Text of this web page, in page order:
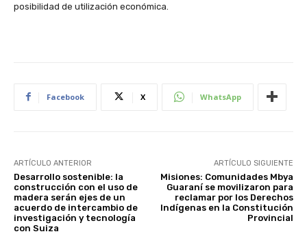
posibilidad de utilización económica.
Facebook X WhatsApp
ARTÍCULO ANTERIOR
Desarrollo sostenible: la
construcción con el uso de
madera serán ejes de un
acuerdo de intercambio de
investigación y tecnología
con Suiza
ARTÍCULO SIGUIENTE
Misiones: Comunidades Mbya
Guaraní se movilizaron para
reclamar por los Derechos
Indígenas en la Constitución
Provincial